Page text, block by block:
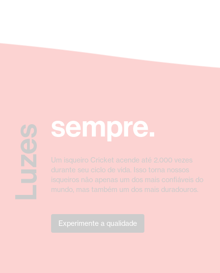
Luzes sempre.
Um isqueiro Cricket acende até 2.000 vezes
durante seu ciclo de vida. Isso torna nossos
isqueiros não apenas um dos mais confiáveis do
mundo, mas também um dos mais duradouros.
Experimente a qualidade